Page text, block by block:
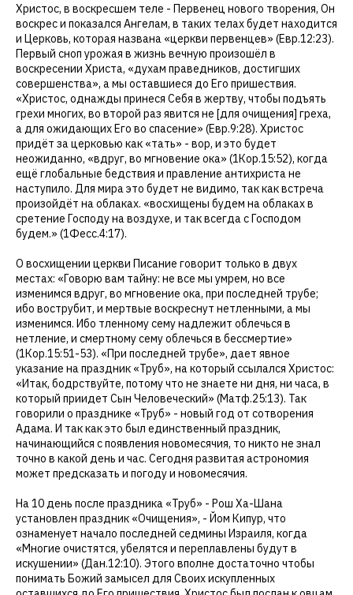
Христос, в воскресшем теле - Первенец нового творения, Он
воскрес и показался Ангелам, в таких телах будет находится
и Церковь, которая названа «церкви первенцев» (Евр.12:23).
Первый сноп урожая в жизнь вечную произошёл в
воскресении Христа, «духам праведников, достигших
совершенства», а мы оставшиеся до Его пришествия.
«Христос, однажды принеся Себя в жертву, чтобы подъять
грехи многих, во второй раз явится не [для очищения] греха,
а для ожидающих Его во спасение» (Евр.9:28). Христос
придёт за церковью как «тать» - вор, и это будет
неожиданно, «вдруг, во мгновение ока» (1Кор.15:52), когда
ещё глобальные бедствия и правление антихриста не
наступило. Для мира это будет не видимо, так как встреча
произойдёт на облаках. «восхищены будем на облаках в
сретение Господу на воздухе, и так всегда с Господом
будем.» (1Фесс.4:17).
О восхищении церкви Писание говорит только в двух
местах: «Говорю вам тайну: не все мы умрем, но все
изменимся вдруг, во мгновение ока, при последней трубе;
ибо вострубит, и мертвые воскреснут нетленными, а мы
изменимся. Ибо тленному сему надлежит облечься в
нетление, и смертному сему облечься в бессмертие»
(1Кор.15:51-53). «При последней трубе», дает явное
указание на праздник «Труб», на который ссылался Христос:
«Итак, бодрствуйте, потому что не знаете ни дня, ни часа, в
который приидет Сын Человеческий» (Матф.25:13). Так
говорили о празднике «Труб» - новый год от сотворения
Адама. И так как это был единственный праздник,
начинающийся с появления новомесячия, то никто не знал
точно в какой день и час. Сегодня развитая астрономия
может предсказать и погоду и новомесячия.
На 10 день после праздника «Труб» - Рош Ха-Шана
установлен праздник «Очищения», - Йом Кипур, что
ознаменует начало последней седмины Израиля, когда
«Многие очистятся, убелятся и переплавлены будут в
искушении» (Дан.12:10). Этого вполне достаточно чтобы
понимать Божий замысел для Своих искупленных